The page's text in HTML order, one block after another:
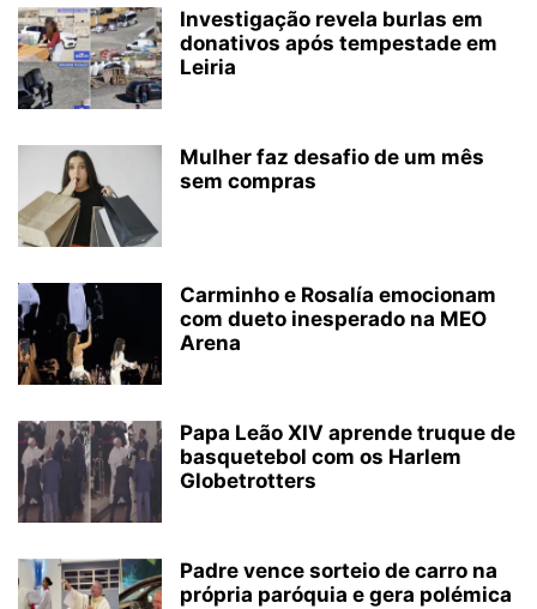
Investigação revela burlas em
donativos após tempestade em
Leiria
Mulher faz desafio de um mês
sem compras
Carminho e Rosalía emocionam
com dueto inesperado na MEO
Arena
Papa Leão XIV aprende truque de
basquetebol com os Harlem
Globetrotters
Padre vence sorteio de carro na
própria paróquia e gera polémica